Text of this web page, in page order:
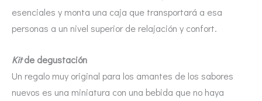
esenciales y monta una caja que transportará a esa
personas a un nivel superior de relajación y confort.
Kitde degustación
Un regalo muy original para los amantes de los sabores
nuevos es una miniatura con una bebida que no haya